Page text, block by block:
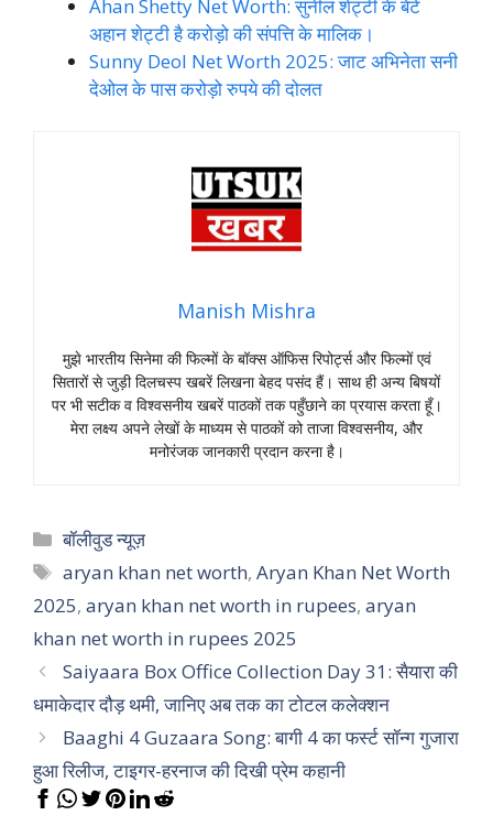
Ahan Shetty Net Worth: सुनील शेट्टी के बेटे
अहान शेट्टी है करोड़ो की संपत्ति के मालिक।
Sunny Deol Net Worth 2025: जाट अभिनेता सनी
देओल के पास करोड़ो रुपये की दोलत
Manish Mishra
मुझे भारतीय सिनेमा की फिल्मों के बॉक्स ऑफिस रिपोर्ट्स और फिल्मों एवं
सितारों से जुड़ी दिलचस्प खबरें लिखना बेहद पसंद हैं। साथ ही अन्य बिषयों
पर भी सटीक व विश्वसनीय खबरें पाठकों तक पहुँछाने का प्रयास करता हूँ।
मेरा लक्ष्य अपने लेखों के माध्यम से पाठकों को ताजा विश्वसनीय, और
मनोरंजक जानकारी प्रदान करना है।
Categories
बॉलीवुड न्यूज़
Tags
aryan khan net worth,Aryan Khan Net Worth
2025, aryan khan net worth in rupees, aryan
khan net worth in rupees 2025
Saiyaara Box Office Collection Day 31: सैयारा की
धमाकेदार दौड़ थमी, जानिए अब तक का टोटल कलेक्शन
Baaghi 4 Guzaara Song: बागी 4 का फर्स्ट सॉन्ग गुजारा
हुआ रिलीज, टाइगर-हरनाज की दिखी प्रेम कहानी